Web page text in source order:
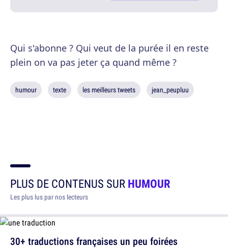
Qui s'abonne ? Qui veut de la purée il en reste
plein on va pas jeter ça quand même ?
humour texte les meilleurs tweets jean_peupluu
PLUS DE CONTENUS SURHUMOUR
Les plus lus par nos lecteurs
30+ traductions françaises un peu foirées